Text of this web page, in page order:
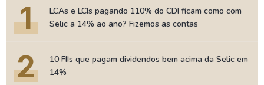
1
LCAs e LCIs pagando 110% do CDI ficam como com
Selic a 14% ao ano? Fizemos as contas
2
10 FIIs que pagam dividendos bem acima da Selic em
14%